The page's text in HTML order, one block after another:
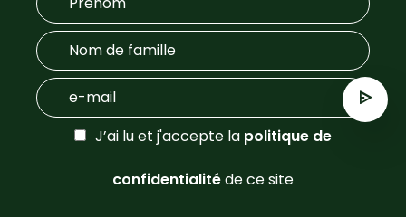
J’ai lu et j'accepte la politique de
confidentialitéde ce site